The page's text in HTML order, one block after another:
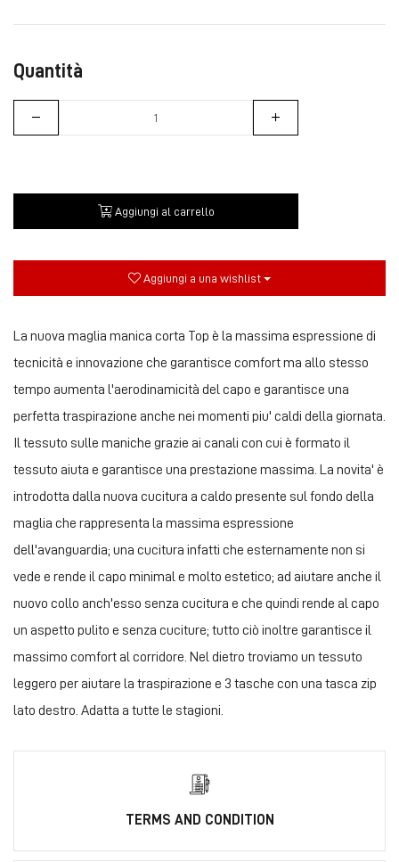
Quantità
Aggiungi al carrello
Aggiungi a una wishlist
La nuova maglia manica corta Top è la massima espressione di
tecnicità e innovazione che garantisce comfort ma allo stesso
tempo aumenta l'aerodinamicità del capo e garantisce una
perfetta traspirazione anche nei momenti piu' caldi della giornata.
Il tessuto sulle maniche grazie ai canali con cui è formato il
tessuto aiuta e garantisce una prestazione massima. La novita' è
introdotta dalla nuova cucitura a caldo presente sul fondo della
maglia che rappresenta la massima espressione
dell'avanguardia; una cucitura infatti che esternamente non si
vede e rende il capo minimal e molto estetico; ad aiutare anche il
nuovo collo anch'esso senza cucitura e che quindi rende al capo
un aspetto pulito e senza cuciture; tutto ciò inoltre garantisce il
massimo comfort al corridore. Nel dietro troviamo un tessuto
leggero per aiutare la traspirazione e 3 tasche con una tasca zip
lato destro. Adatta a tutte le stagioni.
TERMS AND CONDITION